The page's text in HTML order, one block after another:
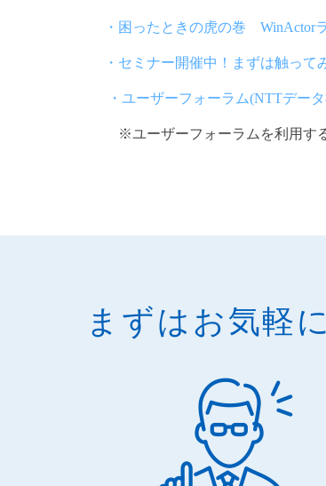
・困ったときの虎の巻 WinActor
・セミナー開催中！まずは触って
・ユーザーフォーラム(NTTデー
※ユーザーフォーラムを利用す
まずはお気軽に